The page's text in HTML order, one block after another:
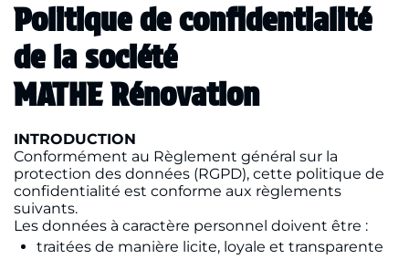
Politique de confidentialité
de la société
MATHE Rénovation
INTRODUCTION
Conformément au Règlement général sur la
protection des données (RGPD), cette politique de
confidentialité est conforme aux règlements
suivants.
Les données à caractère personnel doivent être :
traitées de manière licite, loyale et transparente